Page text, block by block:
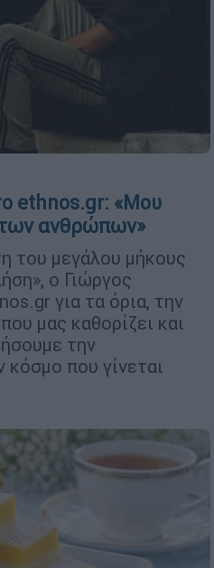
ethnos.gr: «Μου
ανθρώπων»
του μεγάλου μήκους
ο Γιώργος
για τα όρια, την
μας καθορίζει και
την
που γίνεται